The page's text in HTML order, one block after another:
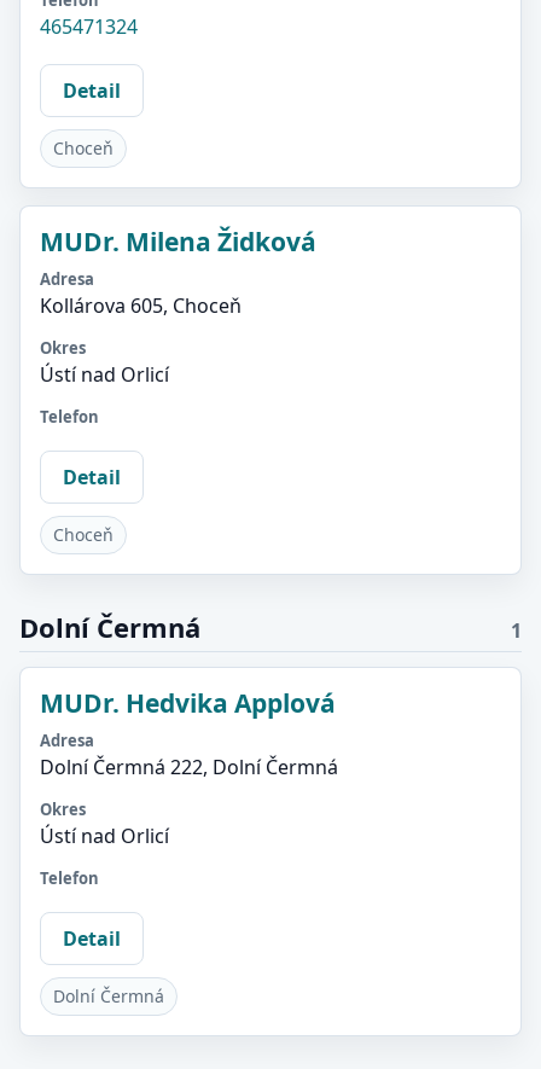
465471324
Detail
Choceň
MUDr. Milena Židková
Adresa
Kollárova 605, Choceň
Okres
Ústí nad Orlicí
Telefon
Detail
Choceň
Dolní Čermná 1
MUDr. Hedvika Applová
Adresa
Dolní Čermná 222, Dolní Čermná
Okres
Ústí nad Orlicí
Telefon
Detail
Dolní Čermná